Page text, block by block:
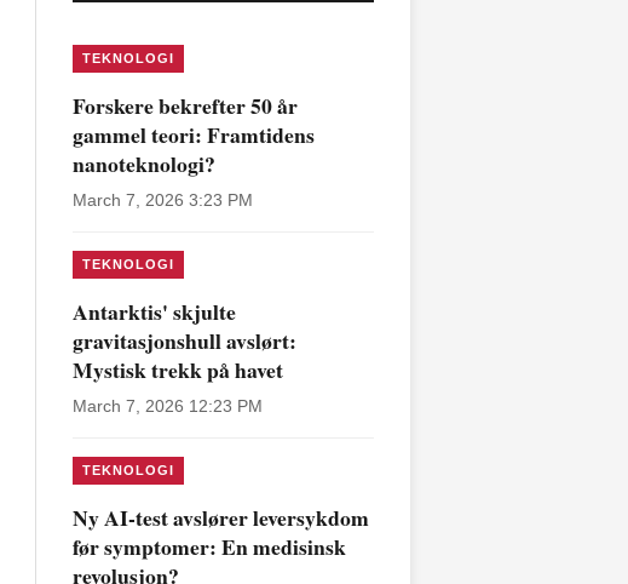
TEKNOLOGI
Forskere bekrefter 50 år
gammel teori: Framtidens
nanoteknologi?
March 7, 2026 3:23 PM
TEKNOLOGI
Antarktis' skjulte
gravitasjonshull avslørt:
Mystisk trekk på havet
March 7, 2026 12:23 PM
TEKNOLOGI
Ny AI-test avslører leversykdom
før symptomer: En medisinsk
revolusjon?